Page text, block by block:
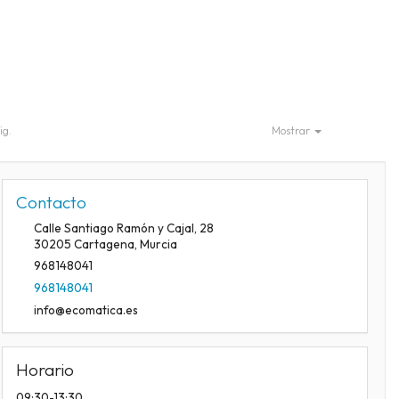
Mostrar
Contacto
Calle Santiago Ramón y Cajal, 28
30205 Cartagena, Murcia
968148041
968148041
info@ecomatica.es
Horario